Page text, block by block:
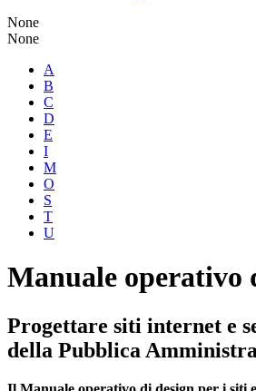
None
None
A
B
C
D
E
I
M
O
S
T
U
Manuale operativo
Progettare siti internet e
della Pubblica